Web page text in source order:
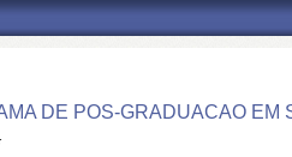
DE POS-GRADUACAO EM